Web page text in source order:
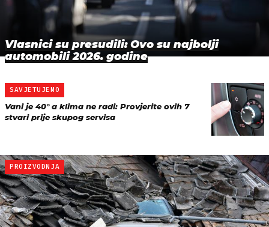
Vlasnici su presudili: Ovo su najbolji
automobili 2026. godine
SAVJETUJEMO
Vani je 40° a klima ne radi: Provjerite ovih 7
stvari prije skupog servisa
PROIZVODNJA